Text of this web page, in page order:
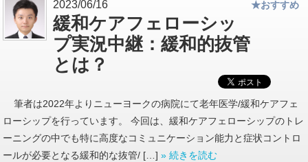
2023/06/16
緩和ケアフェローシッ
プ実況中継：緩和的抜管
とは？
★おすすめ
筆者は2022年よりニューヨークの病院にて老年医学/緩和ケアフェ
ローシップを行っています。 今回は、緩和ケアフェローシップのトレ
ーニングの中でも特に高度なコミュニケーション能力と症状コントロ
ールが必要となる緩和的な抜管/ […] » 続きを読む